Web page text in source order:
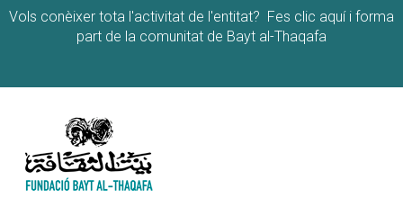
Vols conèixer tota l'activitat de l'entitat? Fes clic aquí i forma
part de la comunitat de Bayt al-Thaqafa